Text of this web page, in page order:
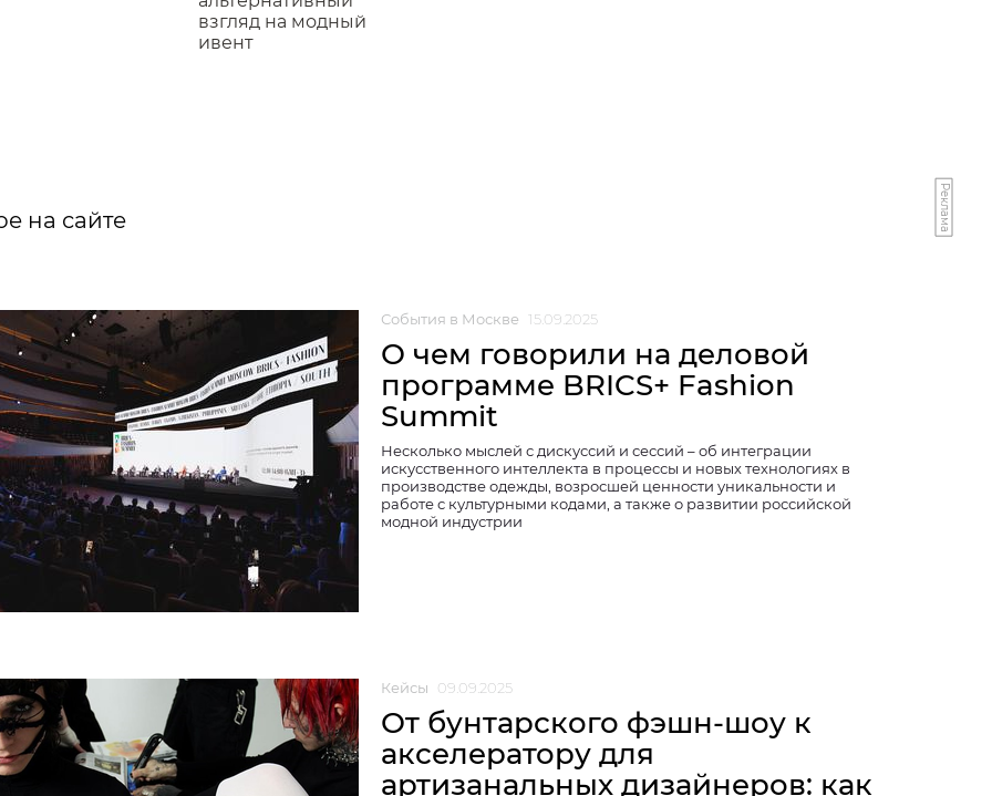
взгляд на модный
ивент
Реклама
на сайте
События в Москве 15.09.2025
О чем говорили на деловой
программе BRICS+ Fashion
Summit
Несколько мыслей с дискуссий и сессий – об интеграции
искусственного интеллекта в процессы и новых технологиях в
производстве одежды, возросшей ценности уникальности и
работе с культурными кодами, а также о развитии российской
модной индустрии
Кейсы 09.09.2025
От бунтарского фэшн-шоу к
акселератору для
артизанальных дизайнеров: как